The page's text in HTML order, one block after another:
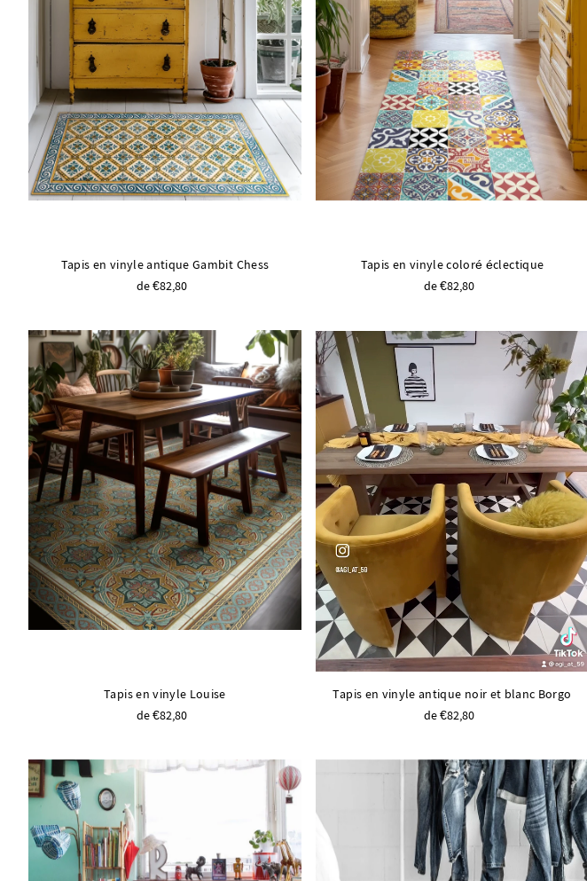
Tapis en vinyle antique Gambit Chess
de €82,80
Tapis en vinyle coloré éclectique
de €82,80
Tapis en vinyle Louise
de €82,80
Tapis en vinyle antique noir et blanc Borgo
de €82,80